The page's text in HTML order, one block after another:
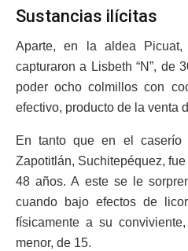
Sustancias ilícitas
Aparte, en la aldea Picuat,
capturaron a Lisbeth “N”, de
poder ocho colmillos con
efectivo, producto de la venta
En tanto que en el caserío
Zapotitlán, Suchitepéquez,
48 años. A este se le
cuando bajo efectos de
físicamente a su
menor, de 15.